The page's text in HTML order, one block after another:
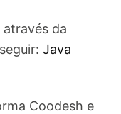
da
Java
Coodesh e